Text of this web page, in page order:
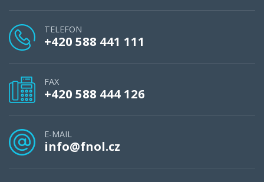
TELEFON
+420 588 441 111
FAX
+420 588 444 126
E-MAIL
info@fnol.cz